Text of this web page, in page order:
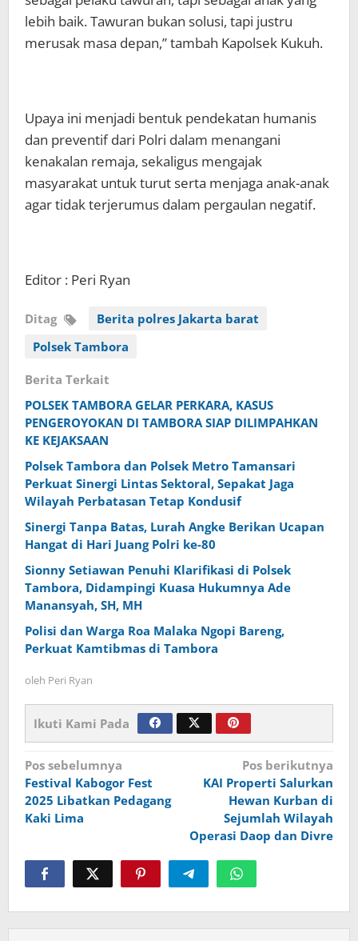
lebih baik. Tawuran bukan solusi, tapi justru
merusak masa depan,” tambah Kapolsek Kukuh.
Upaya ini menjadi bentuk pendekatan humanis
dan preventif dari Polri dalam menangani
kenakalan remaja, sekaligus mengajak
masyarakat untuk turut serta menjaga anak-anak
agar tidak terjerumus dalam pergaulan negatif.
Editor : Peri Ryan
Ditag
Berita polres Jakarta barat
Polsek Tambora
Berita Terkait
POLSEK TAMBORA GELAR PERKARA, KASUS
PENGEROYOKAN DI TAMBORA SIAP DILIMPAHKAN
KE KEJAKSAAN
Polsek Tambora dan Polsek Metro Tamansari
Perkuat Sinergi Lintas Sektoral, Sepakat Jaga
Wilayah Perbatasan Tetap Kondusif
Sinergi Tanpa Batas, Lurah Angke Berikan Ucapan
Hangat di Hari Juang Polri ke-80
Sionny Setiawan Penuhi Klarifikasi di Polsek
Tambora, Didampingi Kuasa Hukumnya Ade
Manansyah, SH, MH
Polisi dan Warga Roa Malaka Ngopi Bareng,
Perkuat Kamtibmas di Tambora
oleh Peri Ryan
Ikuti Kami Pada
Navigasi
pos
Pos sebelumnya
Festival Kabogor Fest
2025 Libatkan Pedagang
Kaki Lima
Pos berikutnya
KAI Properti Salurkan
Hewan Kurban di
Sejumlah Wilayah
Operasi Daop dan Divre